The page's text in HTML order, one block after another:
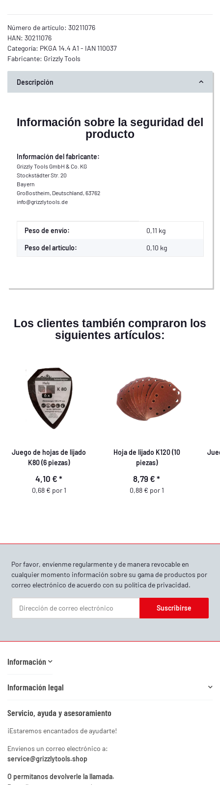
Número de artículo: 30211076
HAN: 30211076
Categoría: PKGA 14.4 A1 - IAN 110037
Fabricante: Grizzly Tools
Descripción
Información sobre la seguridad del
producto
Información del fabricante:
Grizzly Tools GmbH & Co. KG
Stockstädter Str. 20
Bayern
Großostheim, Deutschland, 63762
info@grizzlytools.de
Propiedad del producto
Valor
Peso de envío: 0,11 kg
Peso del artículo: 0,10 kg
Los clientes también compraron los
siguientes artículos:
Juego de hojas de lijado
K80 (6 piezas)
4,10 € *
0,68 € por 1
Hoja de lijado K120 (10
piezas)
8,79 € *
0,88 € por 1
Por favor, envíenme regularmente y de manera revocable en
cualquier momento información sobre su gama de productos por
correo electrónico de acuerdo con su política de privacidad.
Suscribirse
Información
Información legal
Servicio, ayuda y asesoramiento
¡Estaremos encantados de ayudarte!
Envíenos un correo electrónico a:
service@grizzlytools.shop
O permítanos devolverle la llamada.